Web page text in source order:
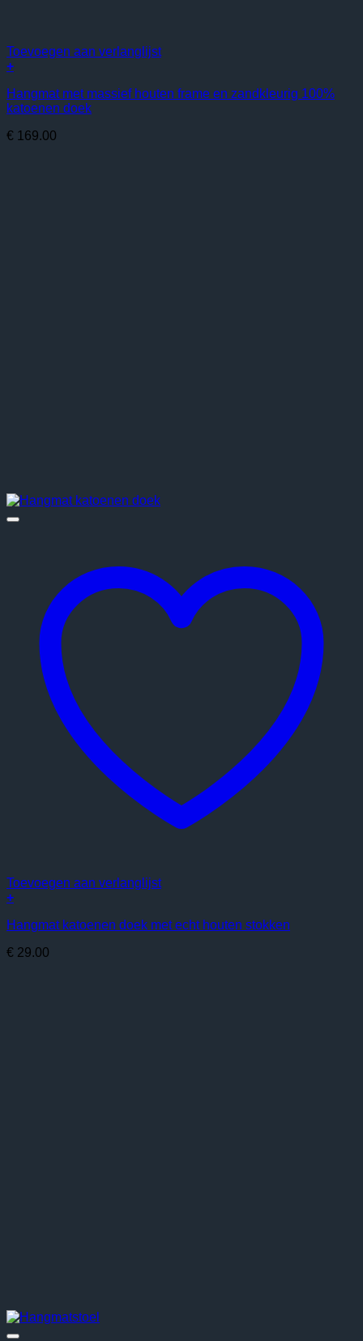
Toevoegen aan verlanglijst
+
Hangmat met massief houten frame en zandkleurig 100%
katoenen doek
€ 169.00
Toevoegen aan verlanglijst
+
Hangmat katoenen doek met echt houten stokken
€ 29.00